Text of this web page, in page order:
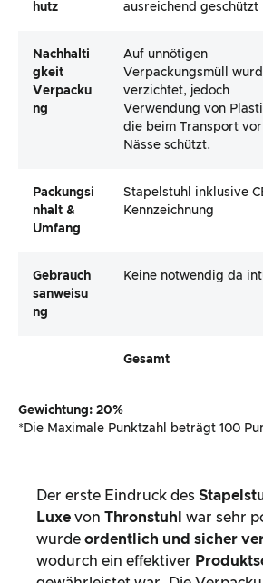
Hutz
ausreichend geschützt
Nachhalti
Gkeit
Verpacku
Ng
Auf unnötigen
Verpackungsmüll
verzichtet, jedoch
Verwendung von
die beim Transport vor
Nässe schützt.
Packungsi
Nhalt &
Umfang
Stapelstuhl inklusive
Kennzeichnung
Gebrauch
Sanweisu
Ng
Keine notwendig da
Gesamt
Gewichtung: 20%
*Die Maximale Punktzahl beträgt 100
Der erste Eindruck des
Luxe von Thronstuhl
war sehr
wurde ordentlich und sicher
wodurch ein effektiver